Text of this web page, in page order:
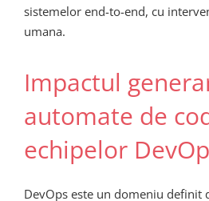
sistemelor end-to-end, cu
umana.
Impactul
automate de
echipelor
DevOps este un domeniu definit